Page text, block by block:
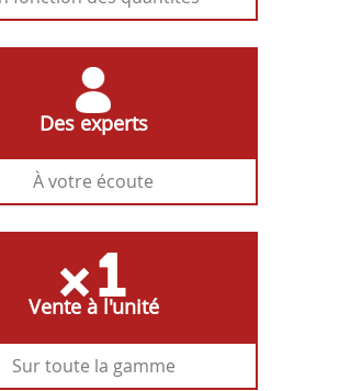
Des experts
À votre écoute
Vente à l'unité
Sur toute la gamme